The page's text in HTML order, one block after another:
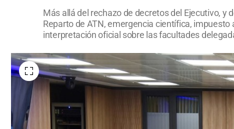
Más allá del rechazo de decretos del Ejecutivo,
Reparto de ATN, emergencia científica,
interpretación oficial sobre las facultades